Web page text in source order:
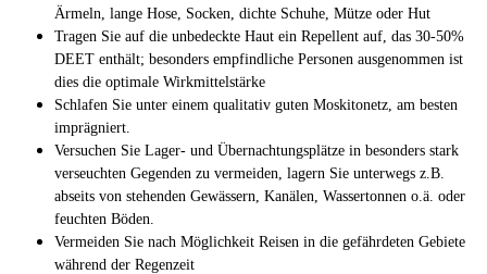
Ärmeln, lange Hose, Socken, dichte Schuhe, Mütze oder Hut
Tragen Sie auf die unbedeckte Haut ein Repellent auf, das 30-50%
DEET enthält; besonders empfindliche Personen ausgenommen ist
dies die optimale Wirkmittelstärke
Schlafen Sie unter einem qualitativ guten Moskitonetz, am besten
imprägniert.
Versuchen Sie Lager- und Übernachtungsplätze in besonders stark
verseuchten Gegenden zu vermeiden, lagern Sie unterwegs z.B.
abseits von stehenden Gewässern, Kanälen, Wassertonnen o.ä. oder
feuchten Böden.
Vermeiden Sie nach Möglichkeit Reisen in die gefährdeten Gebiete
während der Regenzeit